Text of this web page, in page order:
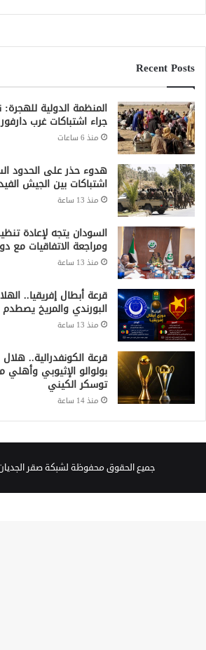
Recent Posts
جراء اشتباكات غرب دارفور
منذ 6 ساعات
هدوء حذر على الحدود
اشتباكات بين الجيش
منذ 13 ساعة
السودان يتجه لإعادة
ومراجعة الاتفاقيات مع
منذ 13 ساعة
قرعة أبطال إفريقيا..
البورندي والمريخ يصطدم
منذ 13 ساعة
قرعة الكونفدرالية..
بولوالو الإثيوبي
توسكر الكيني
منذ 14 ساعة
جميع الحقوق محفوظة لشبكة صقر الجديان